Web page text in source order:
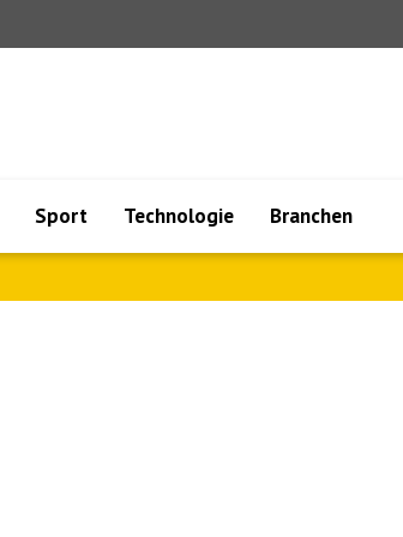
Sport Technologie Branchen